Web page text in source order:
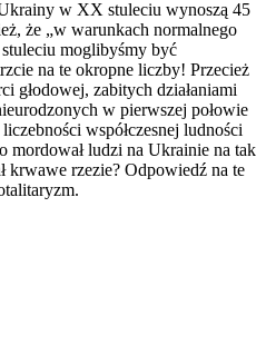
w ХХ stuleciu wynoszą 45
że „w warunkach normalnego
moglibyśmy być
na te okropne liczby! Przecież
głodowej, zabitych działaniami
w pierwszej połowie
współczesnej ludności
ludzi na Ukrainie na tak
krwawe rzezie? Odpowiedź na te